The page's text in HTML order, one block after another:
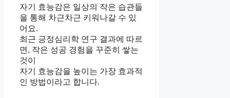
자기 효능감은 일상의 작은 습관들
을 통해 차근차근 키워나갈 수 있
어요.
최근 긍정심리학 연구 결과에 따르
면, 작은 성공 경험을 꾸준히 쌓는
것이
자기 효능감을 높이는 가장 효과적
인 방법이라고 합니다.